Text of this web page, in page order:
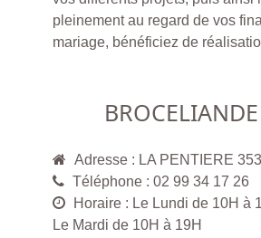
pleinement au regard de vos
mariage, bénéficiez de
Adresse : LA PENTIERE
Téléphone : 02 99 34 17 26
Horaire : Le Lundi de 10H à
Le Mardi de 10H à 19H